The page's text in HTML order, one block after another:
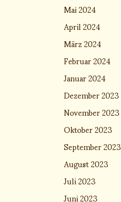
Mai 2024
April 2024
März 2024
Februar 2024
Januar 2024
Dezember 2023
November 2023
Oktober 2023
September 2023
August 2023
Juli 2023